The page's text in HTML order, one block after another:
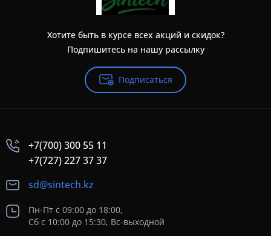
Хотите быть в курсе всех акций и скидок?
Подпишитесь на нашу рассылку
Подписаться
+7(700) 300 55 11
+7(727) 227 37 37
sd@sintech.kz
Пн-Пт с 09:00 до 18:00,
Сб с 10:00 до 15:30, Вс-выходной